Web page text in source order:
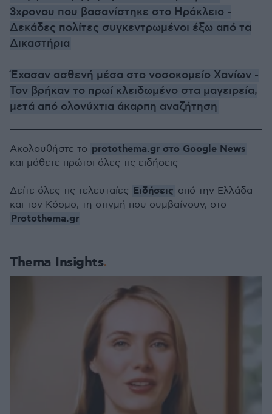
3χρονου που βασανίστηκε στο Ηράκλειο -
Δεκάδες πολίτες συγκεντρωμένοι έξω από τα
Δικαστήρια
Έχασαν ασθενή μέσα στο νοσοκομείο Χανίων -
Τον βρήκαν το πρωί κλειδωμένο στα μαγειρεία,
μετά από ολονύχτια άκαρπη αναζήτηση
Thema Insights
Ακολουθήστε το protothema.gr στο Google News
και μάθετε πρώτοι όλες τις ειδήσεις
Δείτε όλες τις τελευταίες Ειδήσεις από την Ελλάδα
και τον Κόσμο, τη στιγμή που συμβαίνουν, στο
Protothema.gr